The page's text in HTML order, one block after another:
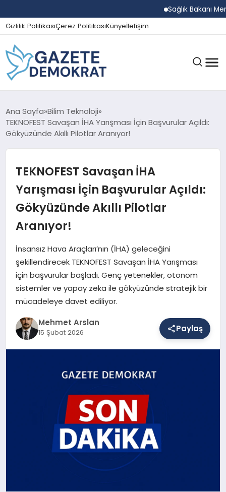
Sağlık Bakanı
Gizlilik PolitikasıÇerez PolitikasıKünyeİletişim
GÜNDEM
EKONOMI
SPOR
MAGAZIN
SAĞLIK
EĞITIM
DÜNYA
Ana Sayfa Bilim Teknoloji
TEKNOFEST Savaşan İHA Yarışması İçin Başvurular Açıldı:
Gökyüzünde Akıllı Pilotlar Aranıyor!
TEKNOFEST Savaşan İHA
Yarışması İçin Başvurular Açıldı:
Gökyüzünde Akıllı Pilotlar
Aranıyor!
İnsansız Hava Araçları’nın (İHA) geleceğini
şekillendirecek TEKNOFEST Savaşan İHA Yarışması
için başvurular başladı. Genç yetenekler, otonom
sistemler ve yapay zeka ile gökyüzünde stratejik bir
mücadeleye davet ediliyor.
Mehmet Arslan
15 Şubat 2026 Paylaş